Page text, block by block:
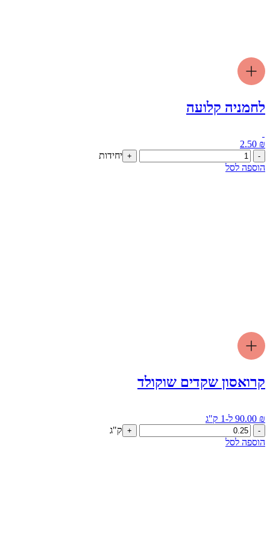
לחמניה קלועה
2.50 ₪
-
כמות
של
+ יחידות
הוספה לסל
קרואסון שקדים שוקולד
90.00 ₪ ל-1 ק"ג
-
כמות
של
+ ק"ג
הוספה לסל